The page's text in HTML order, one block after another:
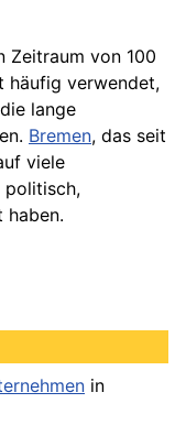
Zeitraum von 100
häufig verwendet,
lange
Bremen, das seit
viele
politisch,
in